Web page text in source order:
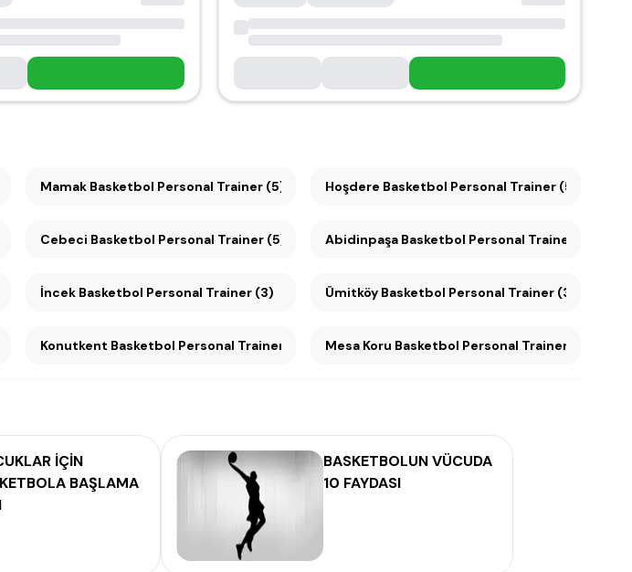
Mamak Basketbol Personal Trainer (5) Hoşdere Basketbol Personal Trainer (5)
Cebeci Basketbol Personal Trainer (5) Abidinpaşa Basketbol Personal Trainer (4)
İncek Basketbol Personal Trainer (3) Ümitköy Basketbol Personal Trainer (3)
Konutkent Basketbol Personal Trainer (3) Mesa Koru Basketbol Personal Trainer (3)
İÇİN
BAŞLAMA
BASKETBOLUN VÜCUDA
10 FAYDASI